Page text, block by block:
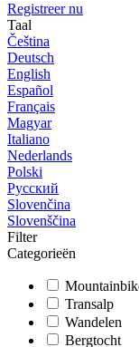
Registreer nu
Taal
Čeština
Deutsch
English
Español
Français
Magyar
Italiano
Nederlands
Polski
Русский
Slovenčina
Slovenščina
Filter
Categorieën
Transalp
Wandelen
Bergtocht